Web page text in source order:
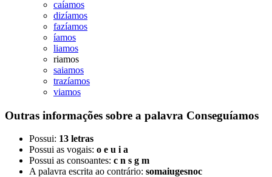
caíamos
dizíamos
fazíamos
íamos
liamos
riamos
saiamos
trazíamos
viamos
Outras informações sobre a palavra Conseguíamos
Possui: 13 letras
Possui as vogais: o e u i a
Possui as consoantes: c n s g m
A palavra escrita ao contrário: somaiugesnoc